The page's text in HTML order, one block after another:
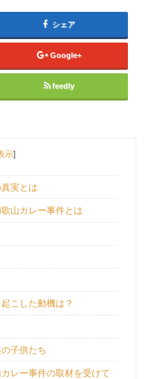
シェア
Google+
feedly
示]
実とは
山カレー事件とは
こした動機は？
子供たち
レー事件の取材を受けて